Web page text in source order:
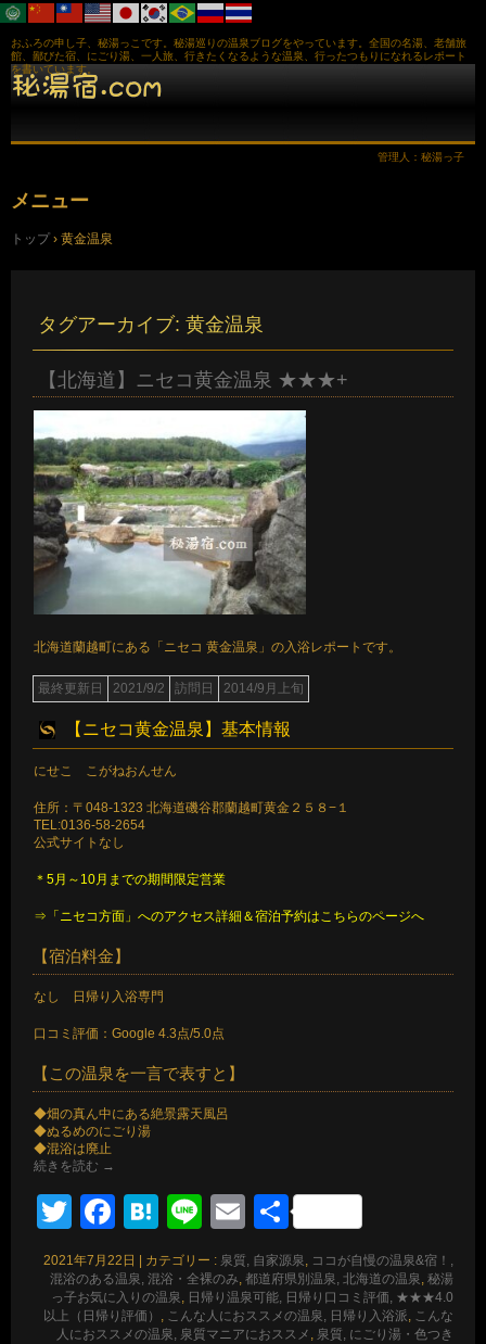
おふろの申し子、秘湯っこです。秘湯巡りの温泉ブログをやっています。全国の名湯、老舗旅
館、鄙びた宿、にごり湯、一人旅、行きたくなるような温泉、行ったつもりになれるレポート
を書いています。
管理人：秘湯っ子
メニュー
ン
トップ › 黄金温泉
タグアーカイブ: 黄金温泉
【北海道】ニセコ黄金温泉 ★★★+
北海道蘭越町にある「ニセコ 黄金温泉」の入浴レポートです。
最終更新日 2021/9/2 訪問日 2014/9月上旬
【ニセコ黄金温泉】基本情報
にせこ こがねおんせん
住所：〒048-1323 北海道磯谷郡蘭越町黄金２５８−１
TEL:0136-58-2654
公式サイトなし
＊5月～10月までの期間限定営業
⇒「ニセコ方面」へのアクセス詳細＆宿泊予約はこちらのページへ
【宿泊料金】
なし 日帰り入浴専門
口コミ評価：Google 4.3点/5.0点
【この温泉を一言で表すと】
◆畑の真ん中にある絶景露天風呂
◆ぬるめのにごり湯
◆混浴は廃止
続きを読む →
TwitterFacebook
Hatena
LineEmail
共
有
2021年7月22日 カテゴリー : 泉質, 自家源泉, ココが自慢の温泉&宿！,
混浴のある温泉, 混浴・全裸のみ, 都道府県別温泉, 北海道の温泉, 秘湯
っ子お気に入りの温泉, 日帰り温泉可能, 日帰り口コミ評価, ★★★4.0
以上（日帰り評価） , こんな人におススメの温泉, 日帰り入浴派, こんな
人におススメの温泉, 泉質マニアにおススメ , 泉質, にごり湯・色つき